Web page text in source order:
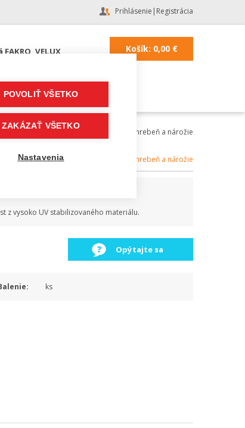
Prihlásenie | Registrácia
Košík: 0,00€
VELUX
| Strešné doplnky a fólie doplnky na hrebeň a nárožie
Kategória: doplnky na hrebeň a nárožie
z vysoko UV stabilizovaného materiálu.
Opýtajte sa
ks
POVOLIŤ VŠETKO
ZAKÁZAŤ VŠETKO
Nastavenia